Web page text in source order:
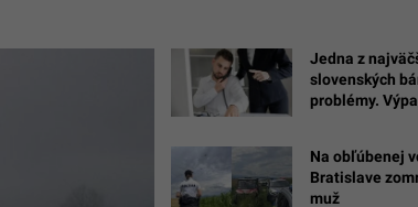
Jedna z
slovenských
problémy.
Na obľúbenej
Bratislave
muž